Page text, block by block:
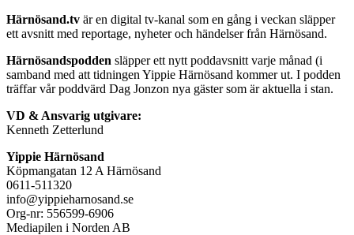
Härnösand.tv är en digital tv-kanal som en gång i veckan släpper
ett avsnitt med reportage, nyheter och händelser från Härnösand.
Härnösandspodden släpper ett nytt poddavsnitt varje månad (i
samband med att tidningen Yippie Härnösand kommer ut. I podden
träffar vår poddvärd Dag Jonzon nya gäster som är aktuella i stan.
VD & Ansvarig utgivare:
Kenneth Zetterlund
Yippie Härnösand
Köpmangatan 12 A Härnösand
0611-511320
info@yippieharnosand.se
Org-nr: 556599-6906
Mediapilen i Norden AB